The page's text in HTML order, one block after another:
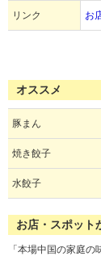
リンク お
オススメ
豚まん
焼き餃子
水餃子
お店・スポット
「本場中国の家庭